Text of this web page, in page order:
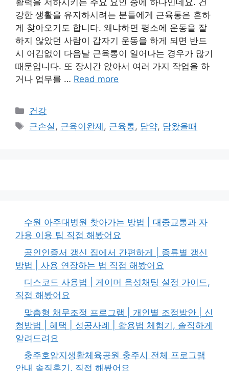
활력을 저하시키는 주요 요인 중에 하나인데요. 건
강한 생활을 유지하시려는 분들에게 근육통은 흔하
게 찾아오기도 합니다. 왜냐하면 평소에 운동을 잘
하지 않았던 사람이 갑자기 운동을 하게 되면 반드
시 어김없이 다음날 근육통이 일어나는 경우가 많기
때문입니다. 또 장시간 앉아서 여러 가지 작업을 하
거나 업무를 … Read more
카
테
건강
태
근손실, 근육이완제 , 근육통, 담약, 담왔을때
수원 아주대병원 찾아가는 방법 | 대중교통과 자
가용 이용 팁 직접 해봤어요
공인인증서 갱신 집에서 간편하게 | 종류별 갱신
방법 | 사용 연장하는 법 직접 해봤어요
디스코드 사용법 | 게이머 음성채팅 설정 가이드,
직접 해봤어요
맞춤형 채무조정 프로그램 | 개인별 조정방안 | 신
청방법 | 혜택 | 성공사례 | 활용법 체험기, 솔직하게
알려드려요
충주호암지생활체육공원 충주시 전체 프로그램
안내 솔직후기, 직접 해봤어요